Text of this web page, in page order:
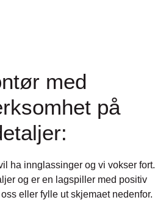
med
på
ha innglassinger og vi vokser fort.
og er en lagspiller med positiv
eller fylle ut skjemaet nedenfor.